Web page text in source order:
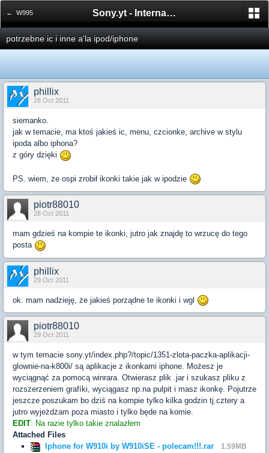
← W995 Sony.yt - International Sony Forum
potrzebne ic i inne a'la ipod/iphone
phillix
28 Oct 2011
siemanko.
jak w temacie, ma ktoś jakieś ic, menu, czcionke, archive w stylu
ipoda albo iphona?
z góry dzięki
PS. wiem, że ospi zrobił ikonki takie jak w ipodzie
piotr88010
28 Oct 2011
mam gdzieś na kompie te ikonki, jutro jak znajdę to wrzucę do tego
posta
phillix
29 Oct 2011
ok. mam nadzieję, że jakieś porządne te ikonki i wgl
piotr88010
29 Oct 2011
w tym temacie sony.yt/index.php?/topic/1351-zlota-paczka-aplikacji-
glownie-na-k800i/ są aplikacje z ikonkami iphone. Możesz je
wyciągnąć za pomocą winrara. Otwierasz plik .jar i szukasz pliku z
rozszerzeniem grafíki, wyciągasz np.na pulpit i masz ikonkę. Pojutrze
jeszcze poszukam bo dziś na kompie tylko kilka godzin tj.cztery a
jutro wyjeżdżam poza miasto i tylko będe na komie.
EDIT: Na razie tylko takie znalazłem
Attached Files
Iphone for W910i by W910iSE - polecam!!!.rar
1.59MB